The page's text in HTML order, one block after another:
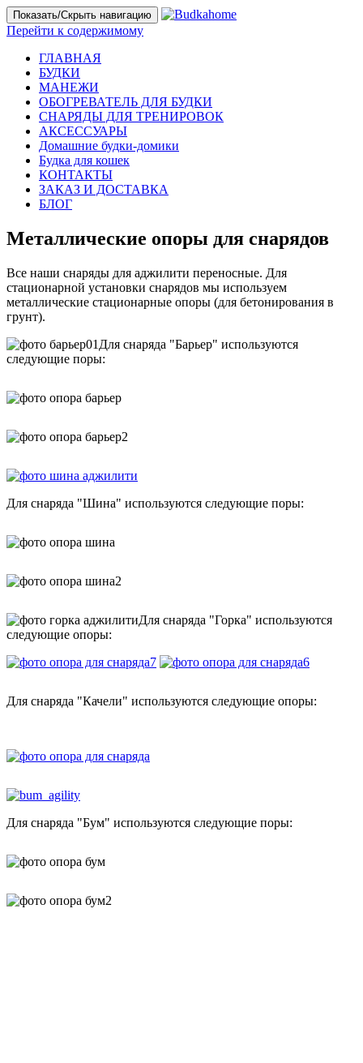
Показать/Скрыть навигацию
Перейти к содержимому
ГЛАВНАЯ
БУДКИ
МАНЕЖИ
ОБОГРЕВАТЕЛЬ ДЛЯ БУДКИ
СНАРЯДЫ ДЛЯ ТРЕНИРОВОК
АКСЕССУАРЫ
Домашние будки-домики
Будка для кошек
КОНТАКТЫ
ЗАКАЗ И ДОСТАВКА
БЛОГ
Металлические опоры для снарядов
Все наши снаряды для аджилити переносные. Для
стационарной установки снарядов мы используем
металлические стационарные опоры (для бетонирования в
грунт).
Для снаряда "Барьер" используются
следующие поры:
Для снаряда "Шина" используются следующие поры:
Для снаряда "Горка" используются
следующие опоры:
Для снаряда "Качели" используются следующие опоры:
Для снаряда "Бум" используются следующие поры: